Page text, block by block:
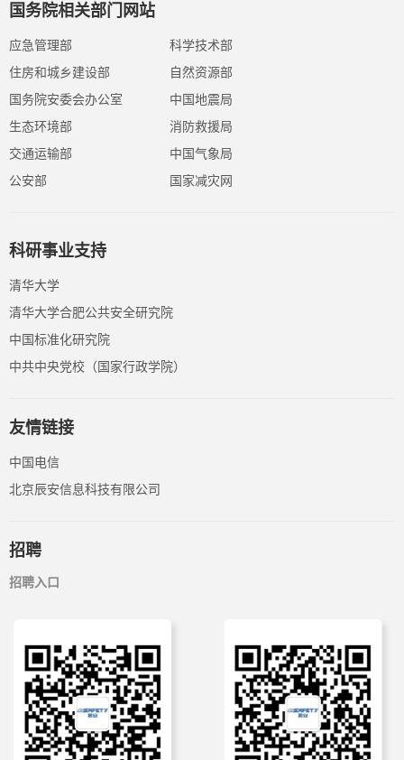
国务院相关部门网站
应急管理部
住房和城乡建设部
国务院安委会办公室
生态环境部
交通运输部
公安部
科学技术部
自然资源部
中国地震局
消防救援局
中国气象局
国家减灾网
科研事业支持
清华大学
清华大学合肥公共安全研究院
中国标准化研究院
中共中央党校（国家行政学院）
友情链接
中国电信
北京辰安信息科技有限公司
招聘
招聘入口